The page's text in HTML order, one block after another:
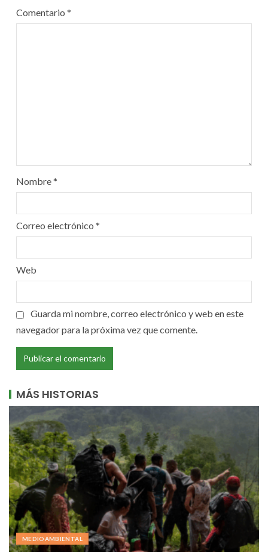
Comentario *
Nombre*
Correo electrónico *
Web
Guarda mi nombre, correo electrónico y web en este
navegador para la próxima vez que comente.
MÁS HISTORIAS
MEDIOAMBIENTAL